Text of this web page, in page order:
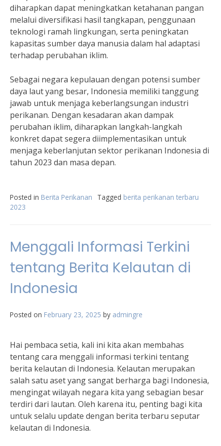
diharapkan dapat meningkatkan ketahanan pangan
melalui diversifikasi hasil tangkapan, penggunaan
teknologi ramah lingkungan, serta peningkatan
kapasitas sumber daya manusia dalam hal adaptasi
terhadap perubahan iklim.
Sebagai negara kepulauan dengan potensi sumber
daya laut yang besar, Indonesia memiliki tanggung
jawab untuk menjaga keberlangsungan industri
perikanan. Dengan kesadaran akan dampak
perubahan iklim, diharapkan langkah-langkah
konkret dapat segera diimplementasikan untuk
menjaga keberlanjutan sektor perikanan Indonesia di
tahun 2023 dan masa depan.
Posted in Berita Perikanan Tagged berita perikanan terbaru
2023
Menggali Informasi Terkini
tentang Berita Kelautan di
Indonesia
Posted on February 23, 2025 by admingre
Hai pembaca setia, kali ini kita akan membahas
tentang cara menggali informasi terkini tentang
berita kelautan di Indonesia. Kelautan merupakan
salah satu aset yang sangat berharga bagi Indonesia,
mengingat wilayah negara kita yang sebagian besar
terdiri dari lautan. Oleh karena itu, penting bagi kita
untuk selalu update dengan berita terbaru seputar
kelautan di Indonesia.